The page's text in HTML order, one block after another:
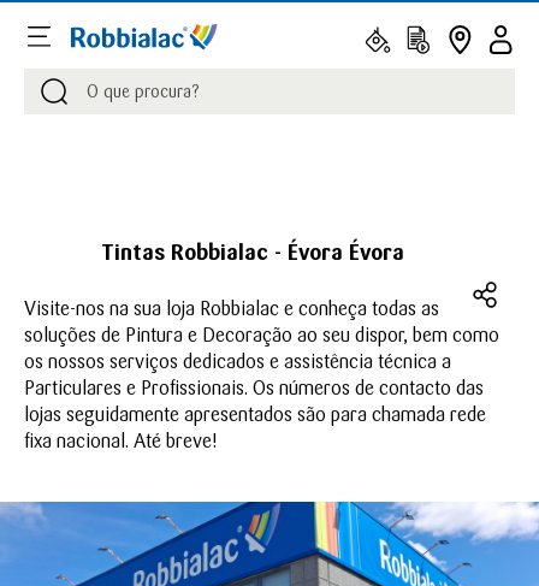
Procurar
Procurar
Tintas Robbialac - Évora Évora
Visite-nos na sua loja Robbialac e conheça todas as
soluções de Pintura e Decoração ao seu dispor, bem como
os nossos serviços dedicados e assistência técnica a
Particulares e Profissionais. Os números de contacto das
lojas seguidamente apresentados são para chamada rede
fixa nacional. Até breve!